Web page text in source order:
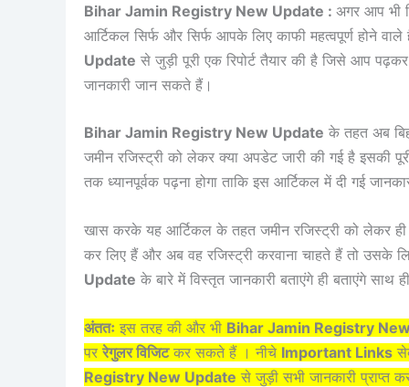
Bihar Jamin Registry New Update : अगर आप भी
आर्टिकल सिर्फ और सिर्फ आपके लिए काफी महत्वपूर्ण होने
Update से जुड़ी पूरी एक रिपोर्ट तैयार की है जिसे आप
जानकारी जान सकते हैं।
Bihar Jamin Registry New Update के तहत अब
जमीन रजिस्ट्री को लेकर क्या अपडेट जारी की गई है इसकी
तक ध्यानपूर्वक पढ़ना होगा ताकि इस आर्टिकल में दी गई
खास करके यह आर्टिकल के तहत जमीन रजिस्ट्री को लेकर ही
कर लिए हैं और अब वह रजिस्ट्री करवाना चाहते हैं तो उसके
Update के बारे में विस्तृत जानकारी बताएंगे ही बताएंगे साथ
अंततः इस तरह की और भी Bihar Jamin Registry
पर रेगुलर विजिटकर सकते हैं । नीचे Important Links
Registry New Update से जुड़ी सभी जानकारी प्राप्त